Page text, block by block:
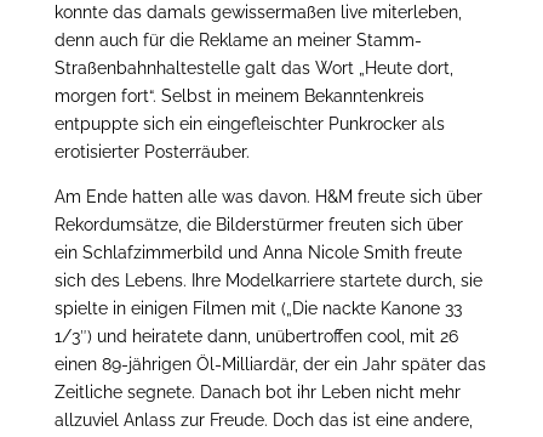
konnte das damals gewissermaßen live miterleben,
denn auch für die Reklame an meiner Stamm-
Straßenbahnhaltestelle galt das Wort „Heute dort,
morgen fort“. Selbst in meinem Bekanntenkreis
entpuppte sich ein eingefleischter Punkrocker als
erotisierter Posterräuber.
Am Ende hatten alle was davon. H&M freute sich über
Rekordumsätze, die Bilderstürmer freuten sich über
ein Schlafzimmerbild und Anna Nicole Smith freute
sich des Lebens. Ihre Modelkarriere startete durch, sie
spielte in einigen Filmen mit („Die nackte Kanone 33
1/3″) und heiratete dann, unübertroffen cool, mit 26
einen 89-jährigen Öl-Milliardär, der ein Jahr später das
Zeitliche segnete. Danach bot ihr Leben nicht mehr
allzuviel Anlass zur Freude. Doch das ist eine andere,